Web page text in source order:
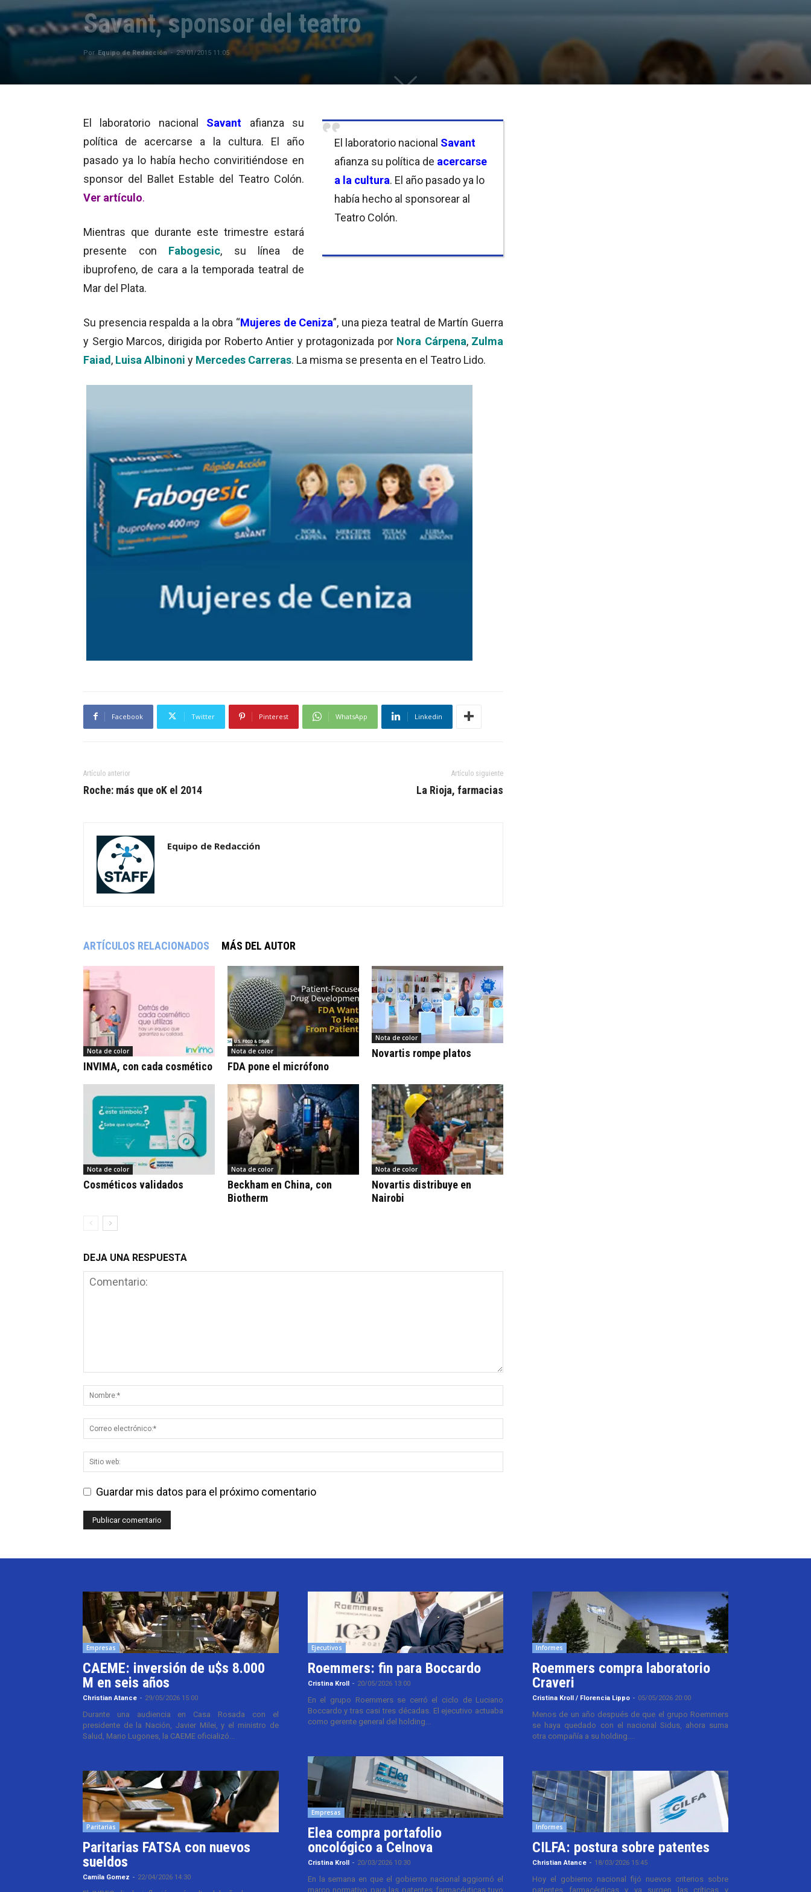
Savant, sponsor del teatro
Por Equipo de Redacción - 29/01/2015 11:05
El laboratorio nacional Savant
afianza su política de acercarse
a la cultura. El año pasado ya lo
había hecho al sponsorear al
Teatro Colón.
El laboratorio nacional Savant afianza su
política de acercarse a la cultura. El año
pasado ya lo había hecho conviritiéndose en
sponsor del Ballet Estable del Teatro Colón.
Ver artículo.
Mientras que durante este trimestre estará
presente con Fabogesic, su línea de
ibuprofeno, de cara a la temporada teatral de
Mar del Plata.
Su presencia respalda a la obra “Mujeres de Ceniza”, una pieza teatral de Martín Guerra
y Sergio Marcos, dirigida por Roberto Antier y protagonizada por Nora Cárpena, Zulma
Faiad, Luisa Albinoni y Mercedes Carreras. La misma se presenta en el Teatro Lido.
Facebook Twitter Pinterest WhatsApp Linkedin
Artículo anterior
Roche: más que oK el 2014
Artículo siguiente
La Rioja, farmacias
Equipo de Redacción
ARTÍCULOS RELACIONADOS MÁS DEL AUTOR
Nota de color
INVIMA, con cada cosmético
Nota de color
FDA pone el micrófono
Nota de color
Novartis rompe platos
Nota de color
Cosméticos validados
Nota de color
Beckham en China, con
Biotherm
Nota de color
Novartis distribuye en
Nairobi
DEJA UNA RESPUESTA
Guardar mis datos para el próximo comentario
Empresas
CAEME: inversión de u$s 8.000
M en seis años
Christian Atance - 29/05/2026 15:00
Durante una audiencia en Casa Rosada con el
presidente de la Nación, Javier Milei, y el ministro de
Salud, Mario Lugones, la CAEME oficializó...
Paritarias
Paritarias FATSA con nuevos
sueldos
Camila Gomez - 22/04/2026 14:30
Ejecutivos
Roemmers: fin para Boccardo
Cristina Kroll - 20/05/2026 13:00
En el grupo Roemmers se cerró el ciclo de Luciano
Boccardo y tras casi tres décadas. El ejecutivo actuaba
como gerente general del holding...
Empresas
Elea compra portafolio
oncológico a Celnova
Cristina Kroll - 20/03/2026 10:30
En la semana en que el gobierno nacional aggiornó el
marco normativo para las patentes farmacéuticas tuvo
Informes
Roemmers compra laboratorio
Craveri
Cristina Kroll / Florencia Lippo - 05/05/2026 20:00
Menos de un año después de que el grupo Roemmers
se haya quedado con el nacional Sidus, ahora suma
otra compañía a su holding....
Informes
CILFA: postura sobre patentes
Christian Atance - 18/03/2026 15:45
Hoy el gobierno nacional fijó nuevos criterios sobre
patentes farmacéuticas y ya surgen las críticas y